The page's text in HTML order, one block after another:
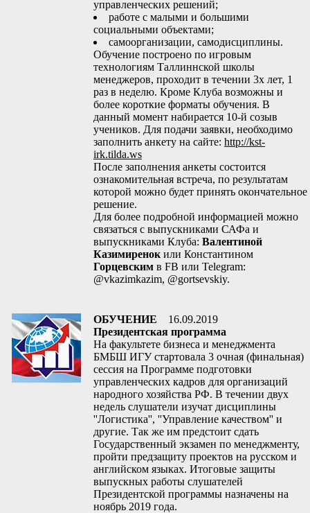
управленческих решений;
работе с малыми и большими
социальными объектами;
самоорганизации, самодисциплины.
Обучение построено по игровым
технологиям Таллиннской школы
менеджеров, проходит в течении 3х лет, 1
раз в неделю. Кроме Клуба возможны и
более короткие форматы обучения. В
данный момент набирается 10-й созыв
учеников. Для подачи заявки, необходимо
заполнить анкету на сайте: http://kst-
irk.tilda.ws
После заполнения анкеты состоится
ознакомительная встреча, по результатам
которой можно будет принять окончательное
решение.
Для более подробной информацией можно
связаться с выпускниками САФа и
выпускниками Клуба: Валентиной
Казимиренок или Константином
Горцевским в FB или Telegram:
@vkazimkazim, @gortsevskiy.
ОБУЧЕНИЕ
16.09.2019
Президентская программа
На факультете бизнеса и менеджмента
БМБШ ИГУ стартовала 3 очная (финальная)
сессия на Программе подготовки
управленческих кадров для организаций
народного хозяйства РФ. В течении двух
недель слушатели изучат дисциплины
''Логистика'', ''Управление качеством'' и
другие. Так же им предстоит сдать
Государственный экзамен по менеджменту,
пройти предзащиту проектов на русском и
английском языках. Итоговые защиты
выпускных работы слушателей
Президентской программы назначены на
ноябрь 2019 года.